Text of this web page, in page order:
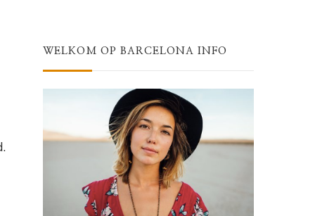
WELKOM OP BARCELONA INFO